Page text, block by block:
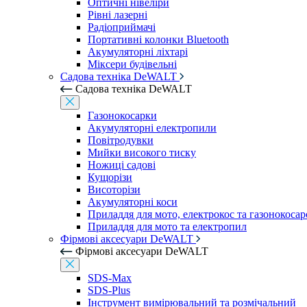
Оптичні нівеліри
Рівні лазерні
Радіоприймачі
Портативні колонки Bluetooth
Акумуляторні ліхтарі
Міксери будівельні
Садова техніка DeWALT
Садова техніка DeWALT
Газонокосарки
Акумуляторні електропили
Повітродувки
Мийки високого тиску
Ножиці садові
Кущорізи
Висоторізи
Акумуляторні коси
Приладдя для мото, електрокос та
Приладдя для мото та електропил
Фірмові аксесуари DeWALT
Фірмові аксесуари DeWALT
SDS-Max
SDS-Plus
Інструмент вимірювальний та розмічальний